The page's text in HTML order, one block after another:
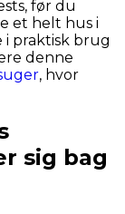
før du
et helt hus i
i praktisk brug
denne
, hvor
sig bag